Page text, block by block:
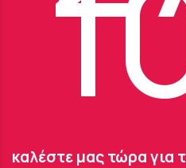
καλέστε μας τώρα για